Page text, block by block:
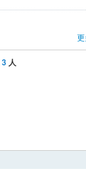
3 人